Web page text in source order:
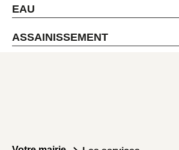
EAU
ASSAINISSEMENT